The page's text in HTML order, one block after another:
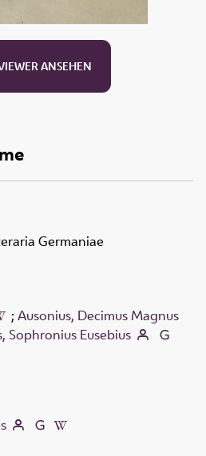
ANSEHEN
Germaniae
; Ausonius, Decimus Magnus
Sophronius Eusebius